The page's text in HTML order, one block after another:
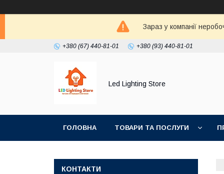
Зараз у компанії
+380 (67) 440-81-01 +380 (93) 440-81-01
Led Lighting Store
ГОЛОВНА ТОВАРИ ТА ПОСЛУГИ
КОНТАКТИ